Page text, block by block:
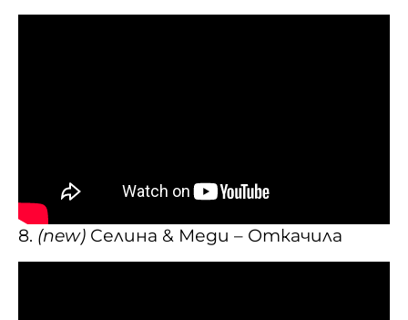
8. (new) Селина & Меди – Откачила